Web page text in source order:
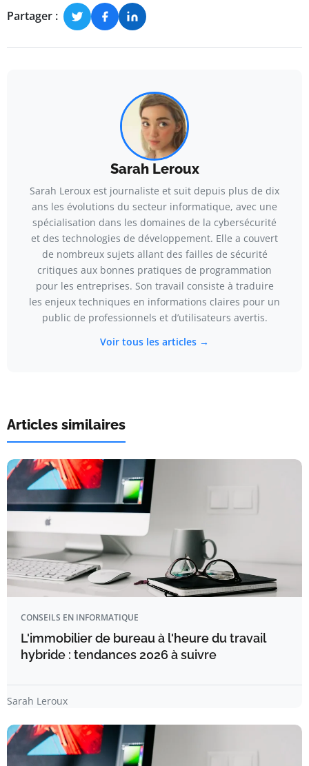
Partager :
Sarah Leroux
Sarah Leroux est journaliste et suit depuis plus de dix
ans les évolutions du secteur informatique, avec une
spécialisation dans les domaines de la cybersécurité
et des technologies de développement. Elle a couvert
de nombreux sujets allant des failles de sécurité
critiques aux bonnes pratiques de programmation
pour les entreprises. Son travail consiste à traduire
les enjeux techniques en informations claires pour un
public de professionnels et d’utilisateurs avertis.
Voir tous les articles →
Articles similaires
CONSEILS EN INFORMATIQUE
L'immobilier de bureau à l'heure du travail
hybride : tendances 2026 à suivre
Sarah Leroux